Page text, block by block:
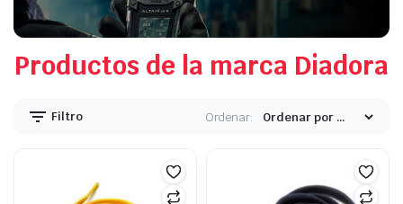
Productos de la marca Diadora
Filtro Ordenar: